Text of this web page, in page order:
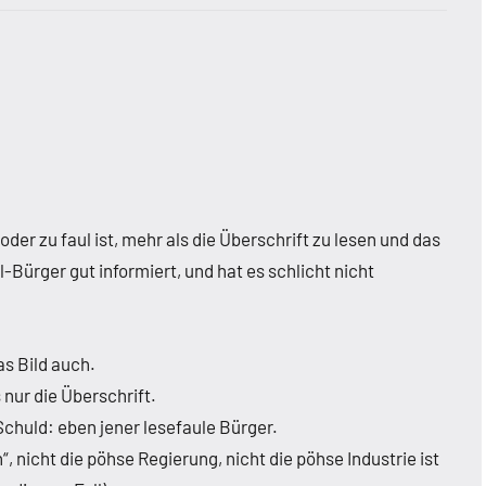
zu faul ist, mehr als die Überschrift zu lesen und das
Bürger gut informiert, und hat es schlicht nicht
Bild auch.
nur die Überschrift.
eben jener lesefaule Bürger.
nicht die pöhse Regierung, nicht die pöhse Industrie ist